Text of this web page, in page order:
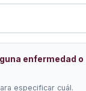
o
Activa la opción para especificar cuál.